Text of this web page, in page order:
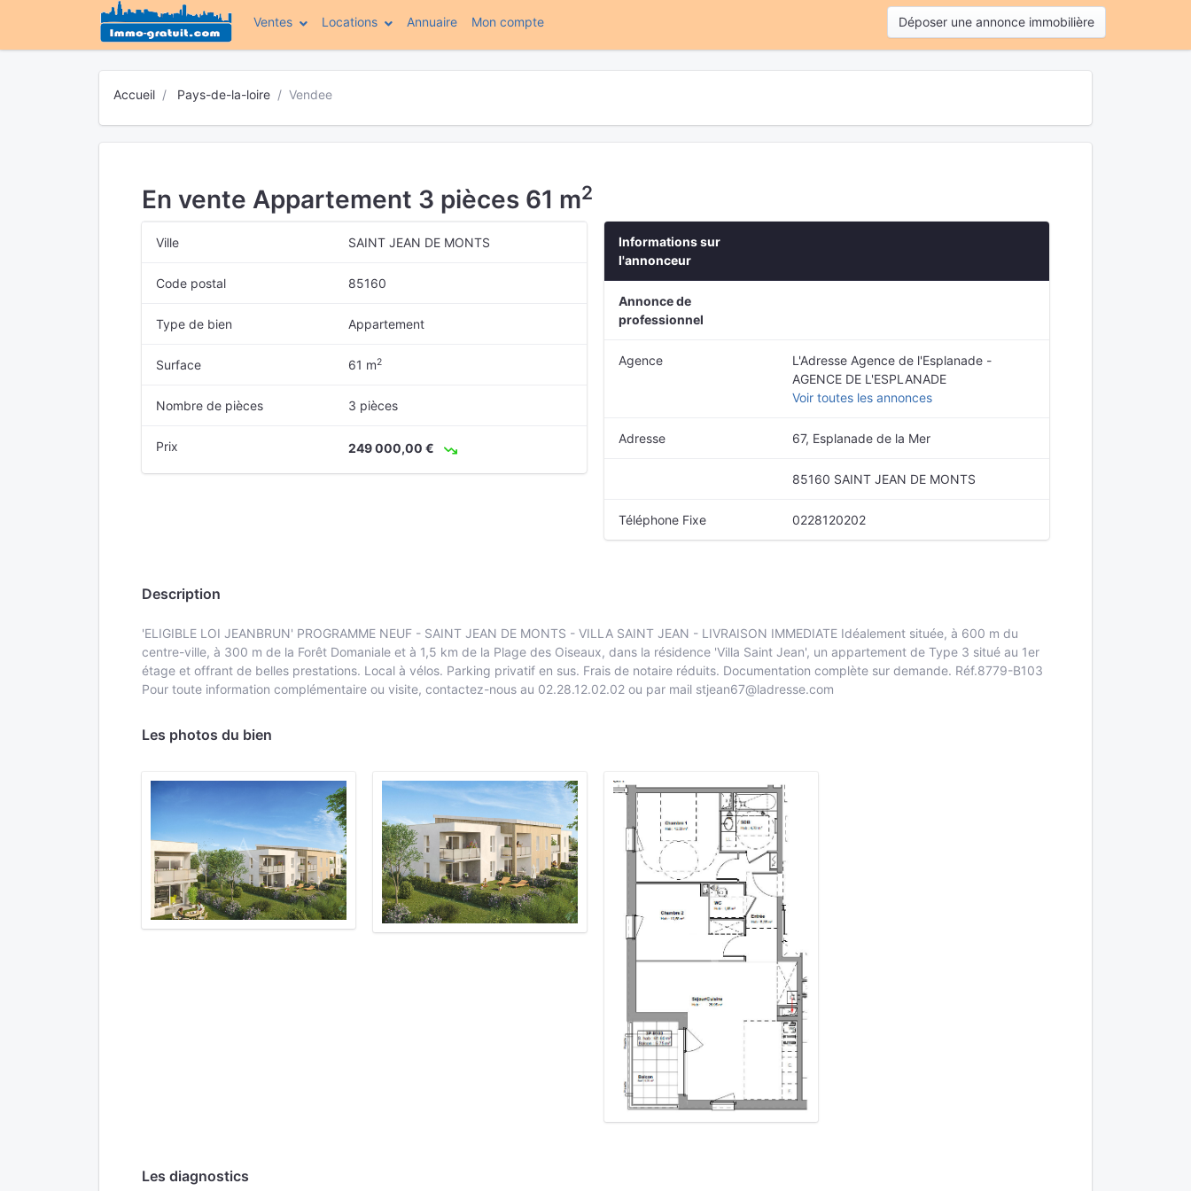
Ventes Locations Annuaire Mon compte(current) Déposer une annonce immobilière
Accueil Pays-de-la-loire Vendee
En vente Appartement 3 pièces 61 m2
Ville SAINT JEAN DE MONTS
Code postal 85160
Type de bien Appartement
Surface 61 m2
Nombre de pièces 3 pièces
Prix 249 000,00 €
Informations sur
l'annonceur
Annonce de
professionnel
Agence
L'Adresse Agence de l'Esplanade -
AGENCE DE L'ESPLANADE
Voir toutes les annonces
Adresse 67, Esplanade de la Mer
85160 SAINT JEAN DE MONTS
Téléphone Fixe 0228120202
Description
'ELIGIBLE LOI JEANBRUN' PROGRAMME NEUF - SAINT JEAN DE MONTS - VILLA SAINT JEAN - LIVRAISON IMMEDIATE Idéalement située, à 600 m du
centre-ville, à 300 m de la Forêt Domaniale et à 1,5 km de la Plage des Oiseaux, dans la résidence 'Villa Saint Jean', un appartement de Type 3 situé au 1er
étage et offrant de belles prestations. Local à vélos. Parking privatif en sus. Frais de notaire réduits. Documentation complète sur demande. Réf.8779-B103
Pour toute information complémentaire ou visite, contactez-nous au 02.28.12.02.02 ou par mail stjean67@ladresse.com
Les photos du bien
Les diagnostics